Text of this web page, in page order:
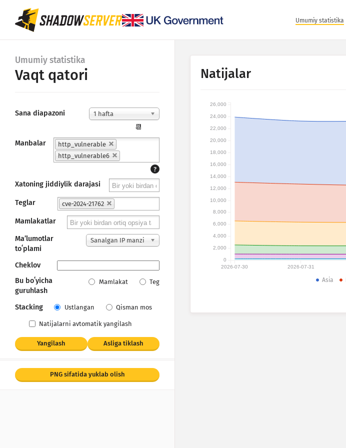
Umumiy statistika
Umumiy statistika
Vaqt qatori
Sana diapazoni 1 hafta
📆
Manbalar
http_vulnerable
http_vulnerable6
?
Xatoning jiddiylik darajasi
Teglar cve-2024-21762
Mamlakatlar
Maʼlumotlar
toʻplami
Sanalgan IP manzi
Cheklov
Bu boʻyicha
guruhlash
Mamlakat Teg
Stacking Ustlangan Qisman mos
Natijalarni avtomatik yangilash
Yangilash Asliga tiklash
PNG sifatida yuklab olish
Natijalar
2026-07-30 2026-07-31
0
2,000
4,000
6,000
8,000
10,000
12,000
14,000
16,000
18,000
20,000
22,000
24,000
26,000
Asia